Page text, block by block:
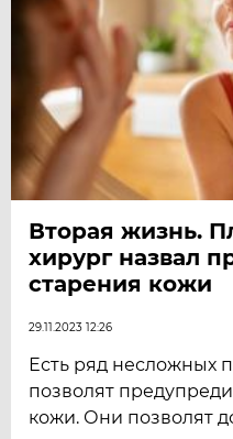
Вторая жизнь.
хирург назвал
старения кожи
29.11.2023 12:26
Есть ряд несложных
позволят
кожи. Они позволят